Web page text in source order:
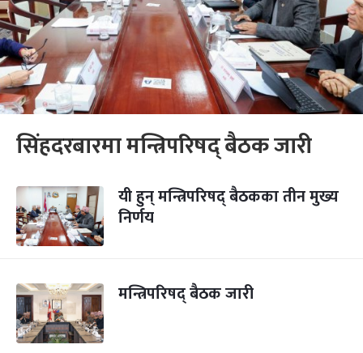
सिंहदरबारमा मन्त्रिपरिषद् बैठक जारी
यी हुन् मन्त्रिपरिषद् बैठकका तीन मुख्य
निर्णय
मन्त्रिपरिषद् बैठक जारी